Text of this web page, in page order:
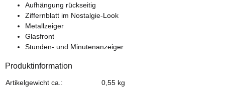
Aufhängung rückseitig
Ziffernblatt im Nostalgie-Look
Metallzeiger
Glasfront
Stunden- und Minutenanzeiger
Produktinformation
Produkteigenschaft
Wert
Artikelgewicht ca.: 0,55 kg